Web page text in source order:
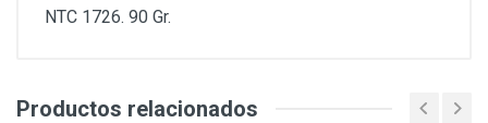
NTC 1726. 90 Gr.
Productos relacionados